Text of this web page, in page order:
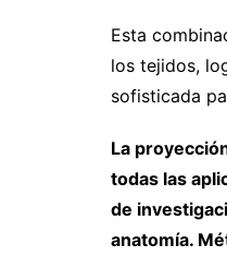
Esta
los tejidos,
sofisticada
La
todas las
de
anatomía.